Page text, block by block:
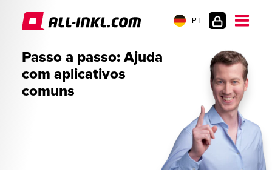
PT
DO
CLIENTE
Passo a passo: Ajuda
com aplicativos
comuns